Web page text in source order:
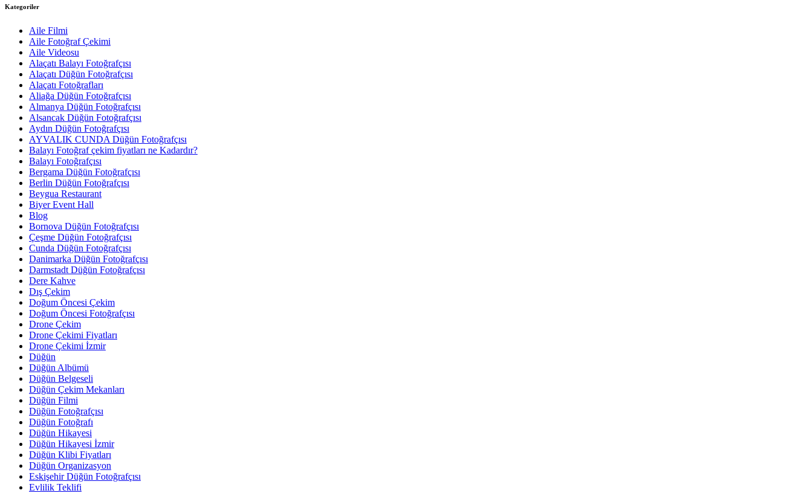
Kategoriler
Aile Filmi
Aile Fotoğraf Çekimi
Aile Videosu
Alaçatı Balayı Fotoğrafçısı
Alaçatı Düğün Fotoğrafçısı
Alaçatı Fotoğrafları
Aliağa Düğün Fotoğrafçısı
Almanya Düğün Fotoğrafçısı
Alsancak Düğün Fotoğrafçısı
Aydın Düğün Fotoğrafçısı
AYVALIK CUNDA Düğün Fotoğrafçısı
Balayı Fotoğraf çekim fiyatları ne Kadardır?
Balayı Fotoğrafçısı
Bergama Düğün Fotoğrafçısı
Berlin Düğün Fotoğrafçısı
Beygua Restaurant
Biyer Event Hall
Blog
Bornova Düğün Fotoğrafçısı
Çeşme Düğün Fotoğrafçısı
Cunda Düğün Fotoğrafçısı
Danimarka Düğün Fotoğrafçısı
Darmstadt Düğün Fotoğrafçısı
Dere Kahve
Dış Çekim
Doğum Öncesi Çekim
Doğum Öncesi Fotoğrafçısı
Drone Çekim
Drone Çekimi Fiyatları
Drone Çekimi İzmir
Düğün
Düğün Albümü
Düğün Belgeseli
Düğün Çekim Mekanları
Düğün Filmi
Düğün Fotoğrafçısı
Düğün Fotoğrafı
Düğün Hikayesi
Düğün Hikayesi İzmir
Düğün Klibi Fiyatları
Düğün Organizasyon
Eskişehir Düğün Fotoğrafçısı
Evlilik Teklifi